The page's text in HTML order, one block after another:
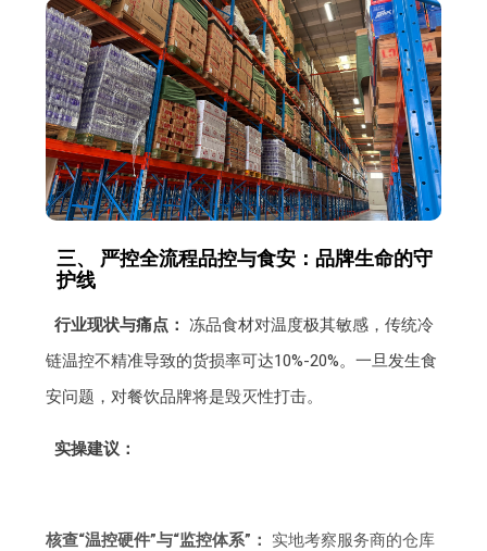
三、 严控全流程品控与食安：品牌生命的守
护线
行业现状与痛点： 冻品食材对温度极其敏感，传统冷
链温控不精准导致的货损率可达10%-20%。一旦发生食
安问题，对餐饮品牌将是毁灭性打击。
实操建议：
核查“温控硬件”与“监控体系”：
实地考察服务商的仓库